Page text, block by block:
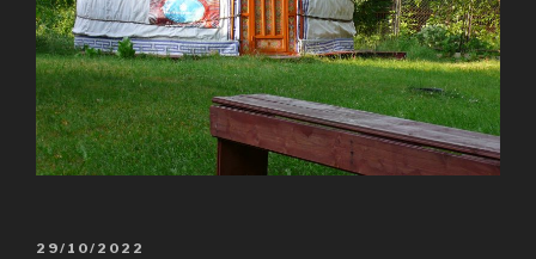
POSTED
29/10/2022